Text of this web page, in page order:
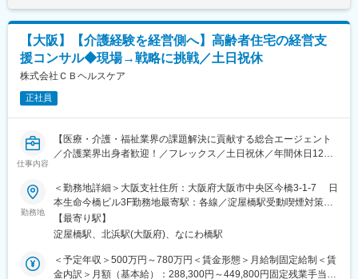
■組織構成
実査の部署には10名が在籍しており、その中のグローバルチーム
は2名で構成されております。
少数精鋭のため、裁量を持って働ける環境です。
■働き方
ワークライフバランスと生産性の両立を重視しています。
◎リモート勤務可能
◎海外とのやり取りにより柔軟な勤務調整が可能
（夜間対応が発生した場合は翌日の出社時間調整など）
トの明確化）
(５)クライアントへの報告・ディスカッション
※イメージ：企画4～5件/月、インタビュー10件/週、プレゼン２～
3件/月
※インタビュー自体は別担当がおこなうため、企画進行・分析・報
告がメイン業務です
■入社後の流れ
まずは現場OJTを通して、インタビュー内容をまとめることから
始めていただきます。
アリング・台本作成)や、クライアントへの報告プレゼンにも携わ
っていただきます。
※企画は企画部門と連携して進めていきます。
配属先の分析部は、現在4名で構成されております。
女性3名、男性1名であり、周りにも相談がしやすく働きやすい環
目安の金額であり、選考を通じて上下する可能性があります。月
給(月額)は固定手当を含めた表記です。
【大阪】【介護経験を経営側へ】高齢者住宅の経営支
援コンサル◆現場→戦略に挑戦／土日祝休
株式会社ＣＢヘルスケア
正社員
仕事内容
【医療・介護・福祉業界の課題解決に貢献する総合エージェント
／介護業界出身者歓迎！／フレックス／土日祝休／年間休日125
■求人概要
当社は医療・介護・福祉業界の課題解決に貢献することをミッシ
ョンに様々な情報サービスを展開しております。現在の日本は高
齢化社会に突入しており、高齢者の住宅事業は、日本の深刻な社
会問題となっております。本ポジションでは、既存顧客を中心に
高齢者向け住宅の経営や運営を支援するコンサルタントをお任せ
勤務地
＜勤務地詳細＞大阪支社住所：大阪府大阪市中央区今橋3-1-7 日
本生命今橋ビル3F勤務地最寄駅：各線／淀屋橋駅受動喫煙対策：
屋内全面禁煙変更の範囲：会社の定める事業所
【最寄り駅】
淀屋橋駅、北浜駅(大阪府)、なにわ橋駅
＜予定年収＞500万円～780万円＜賃金形態＞月給制固定給制＜賃
金内訳＞月額（基本給）：288,300円～449,800円固定残業手当/